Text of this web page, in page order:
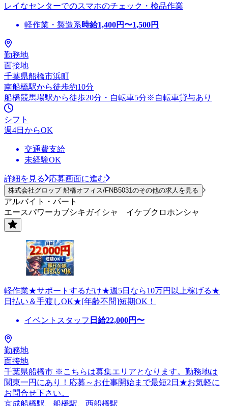
レイなセンターでのスマホのチェック・検品作業
軽作業・製造系時給1,400円〜1,500円
勤務地
面接地
千葉県船橋市浜町
南船橋駅から徒歩約10分
船橋競馬場駅から徒歩20分・自転車5分※自転車貸与あり
シフト
週4日からOK
交通費支給
未経験OK
詳細を見る 応募画面に進む
株式会社グロップ 船橋オフィス/FNB5031のその他の求人を見る
アルバイト・パート
エースパワーカブシキガイシャ イケブクロホンシャ
軽作業★サポートするだけ★週5日なら10万円以上稼げる★
日払い＆手渡しOK★[年齢不問]短期OK！
イベントスタッフ 日給22,000円〜
勤務地
面接地
千葉県船橋市 ※こちらは募集エリアとなります。勤務地は
関東一円にあり！応募～お仕事開始まで最短2日★お気軽に
お問合せ下さい。
京成船橋駅、船橋駅、西船橋駅